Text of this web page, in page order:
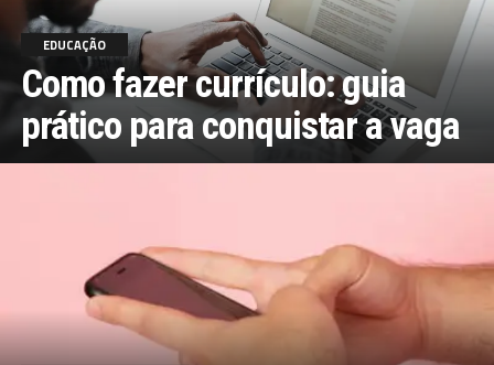
EDUCAÇÃO
Como fazer currículo: guia
prático para conquistar a vaga